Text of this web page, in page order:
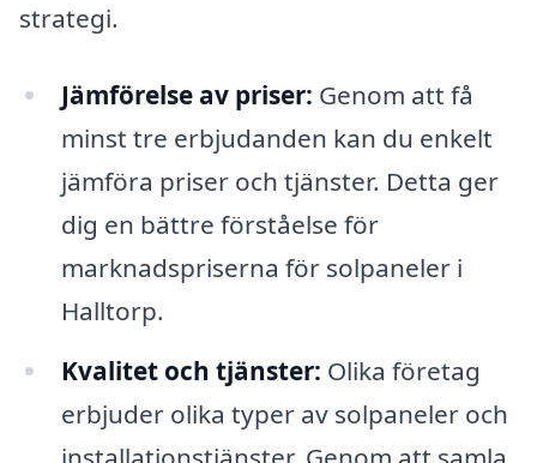
strategi.
Jämförelse av priser: Genom att få
minst tre erbjudanden kan du enkelt
jämföra priser och tjänster. Detta ger
dig en bättre förståelse för
marknadspriserna för solpaneler i
Halltorp.
Kvalitet och tjänster: Olika företag
erbjuder olika typer av solpaneler och